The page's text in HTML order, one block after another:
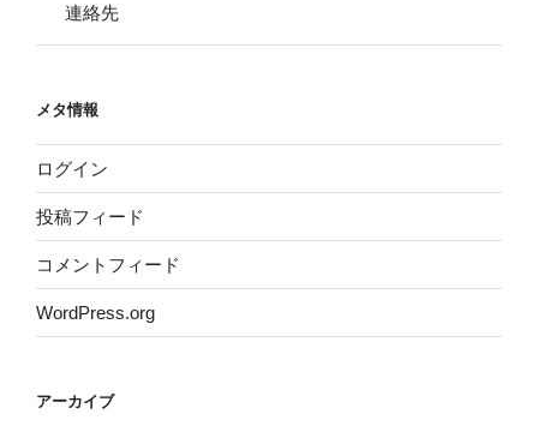
連絡先
メタ情報
ログイン
投稿フィード
コメントフィード
WordPress.org
アーカイブ